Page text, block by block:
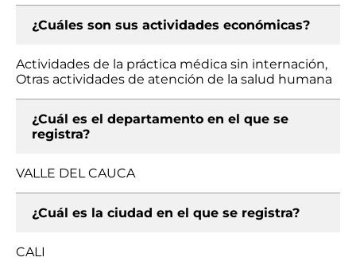
¿Cuáles son sus actividades económicas?
Actividades de la práctica médica sin internación,
Otras actividades de atención de la salud humana
¿Cuál es el departamento en el que se
registra?
VALLE DEL CAUCA
¿Cuál es la ciudad en el que se registra?
CALI